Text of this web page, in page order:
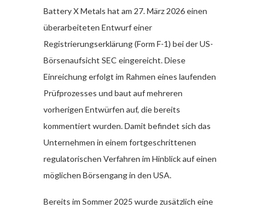
Battery X Metals hat am 27. März 2026 einen
überarbeiteten Entwurf einer
Registrierungserklärung (Form F-1) bei der US-
Börsenaufsicht SEC eingereicht. Diese
Einreichung erfolgt im Rahmen eines laufenden
Prüfprozesses und baut auf mehreren
vorherigen Entwürfen auf, die bereits
kommentiert wurden. Damit befindet sich das
Unternehmen in einem fortgeschrittenen
regulatorischen Verfahren im Hinblick auf einen
möglichen Börsengang in den USA.
Bereits im Sommer 2025 wurde zusätzlich eine